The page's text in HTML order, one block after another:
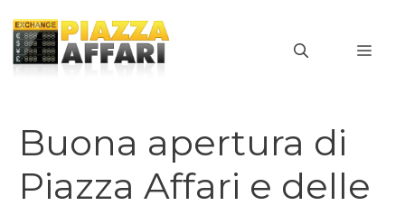
contenuto
Buona apertura di
Piazza Affari e delle